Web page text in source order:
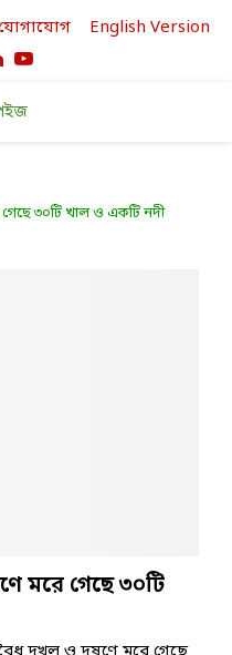
English Version
LinkedinYoutube
৩০টি খাল ও একটি নদী
মরে গেছে ৩০টি